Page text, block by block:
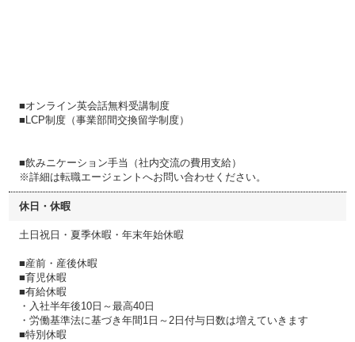
■オンライン英会話無料受講制度
■LCP制度（事業部間交換留学制度）
■飲みニケーション手当（社内交流の費用支給）
※詳細は転職エージェントへお問い合わせください。
休日・休暇
土日祝日・夏季休暇・年末年始休暇
■産前・産後休暇
■育児休暇
■有給休暇
・入社半年後10日～最高40日
・労働基準法に基づき年間1日～2日付与日数は増えていきます
■特別休暇